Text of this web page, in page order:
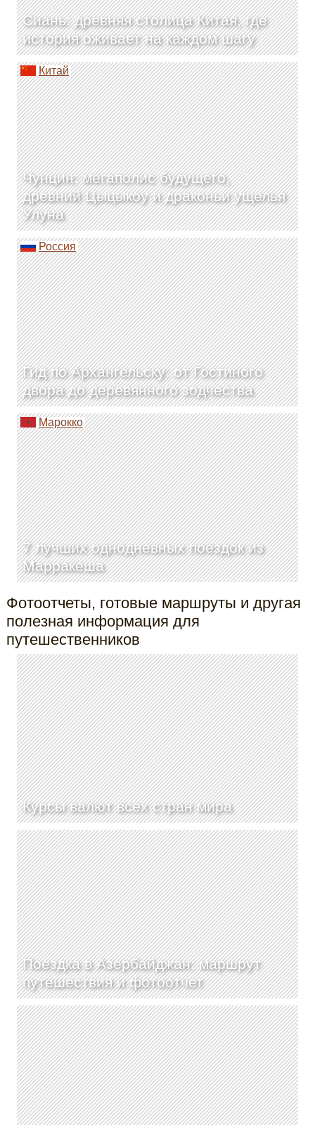
Сиань: древняя столица Китая, где
история оживает на каждом шагу
Чунцин: мегаполис будущего,
древний Цыцыкоу и драконьи ущелья
Улуна
Китай
Гид по Архангельску: от Гостиного
двора до деревянного зодчества
Россия
7 лучших однодневных поездок из
Марракеша
Марокко
Фотоотчеты, готовые маршруты и другая
полезная информация для
путешественников
Курсы валют всех стран мира
Поездка в Азербайджан: маршрут
путешествия и фотоотчет